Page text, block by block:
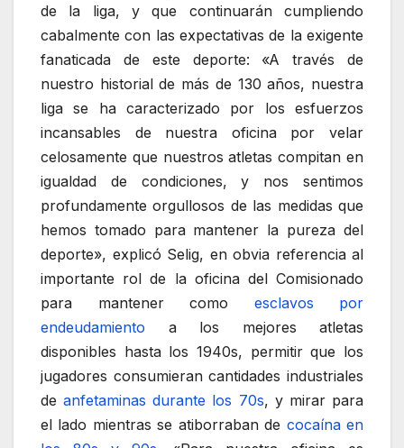
de la liga, y que continuarán cumpliendo
cabalmente con las expectativas de la exigente
fanaticada de este deporte: «A través de
nuestro historial de más de 130 años, nuestra
liga se ha caracterizado por los esfuerzos
incansables de nuestra oficina por velar
celosamente que nuestros atletas compitan en
igualdad de condiciones, y nos sentimos
profundamente orgullosos de las medidas que
hemos tomado para mantener la pureza del
deporte», explicó Selig, en obvia referencia al
importante rol de la oficina del Comisionado
para mantener como esclavos por
endeudamiento a los mejores atletas
disponibles hasta los 1940s, permitir que los
jugadores consumieran cantidades industriales
deanfetaminas durante los 70s, y mirar para
el lado mientras se atiborraban de cocaína en